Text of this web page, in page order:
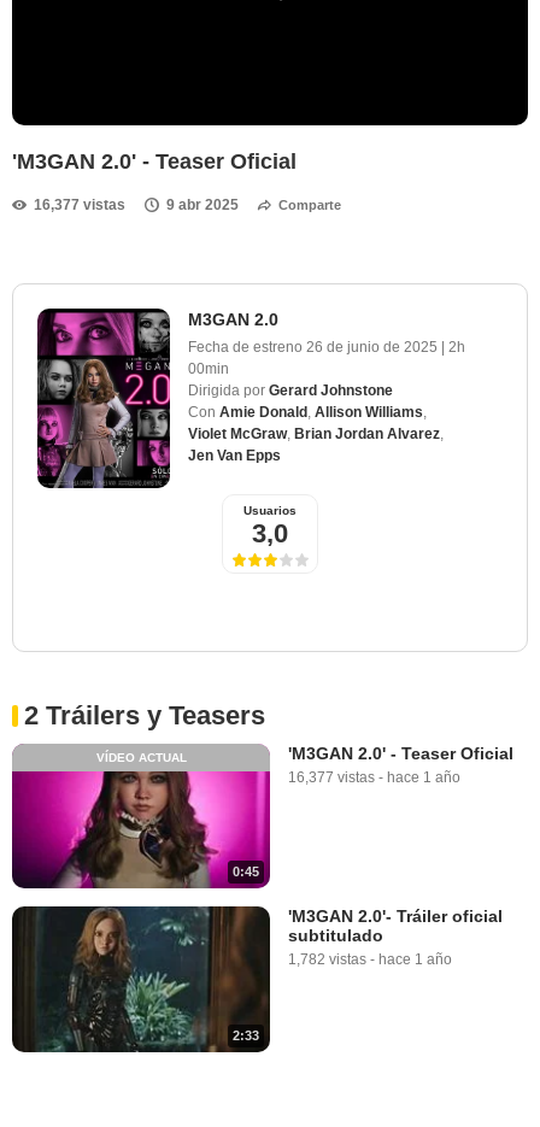
'M3GAN 2.0' - Teaser Oficial
16,377 vistas 9 abr 2025 Comparte
M3GAN 2.0
Fecha de estreno 26 de junio de 2025 | 2h
00min
Dirigida por Gerard Johnstone
Con Amie Donald Allison Williams
Violet McGraw, Brian Jordan Alvarez
Jen Van Epps
Usuarios
3,0
2 Tráilers y Teasers
0:45
VÍDEO ACTUAL 'M3GAN 2.0' - Teaser Oficial
16,377 vistas - hace 1 año
2:33
'M3GAN 2.0'- Tráiler oficial
subtitulado
1,782 vistas - hace 1 año